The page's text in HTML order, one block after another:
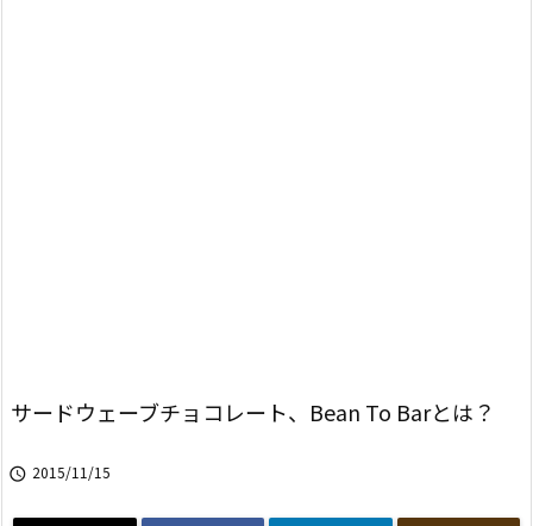
サードウェーブチョコレート、Bean To Barとは？
 2015/11/15